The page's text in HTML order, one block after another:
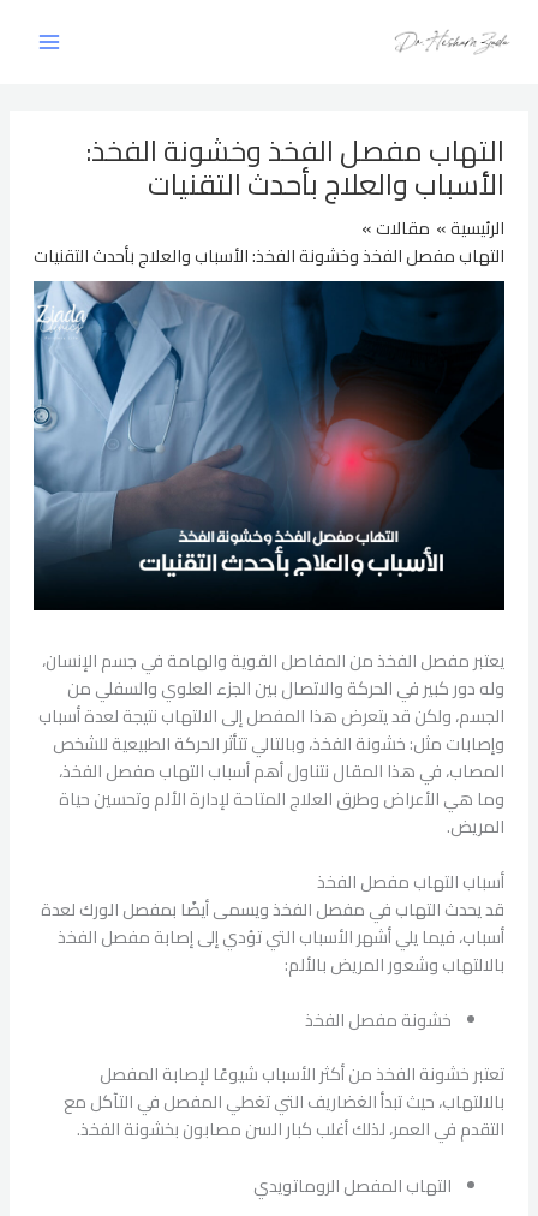
التهاب مفصل الفخذ وخشونة الفخذ:
الأسباب والعلاج بأحدث التقنيات
الرئيسية
مقالات
التهاب مفصل الفخذ وخشونة الفخذ: الأسباب والعلاج بأحدث التقنيات
يعتبر مفصل الفخذ من المفاصل القوية والهامة في جسم الإنسان،
وله دور كبير في الحركة والاتصال بين الجزء العلوي والسفلي من
الجسم، ولكن قد يتعرض هذا المفصل إلى الالتهاب نتيجة لعدة أسباب
وإصابات مثل: خشونة الفخذ، وبالتالي تتأثر الحركة الطبيعية للشخص
المصاب، في هذا المقال نتناول أهم أسباب التهاب مفصل الفخذ،
وما هي الأعراض وطرق العلاج المتاحة لإدارة الألم وتحسين حياة
المريض.
أسباب التهاب مفصل الفخذ
قد يحدث التهاب في مفصل الفخذ ويسمى أيضًا بمفصل الورك لعدة
أسباب، فيما يلي أشهر الأسباب التي تؤدي إلى إصابة مفصل الفخذ
بالالتهاب وشعور المريض بالألم:
خشونة مفصل الفخذ
تعتبر خشونة الفخذ من أكثر الأسباب شيوعًا لإصابة المفصل
بالالتهاب، حيث تبدأ الغضاريف التي تغطي المفصل في التآكل مع
التقدم في العمر، لذلك أغلب كبار السن مصابون بخشونة الفخذ.
التهاب المفصل الروماتويدي